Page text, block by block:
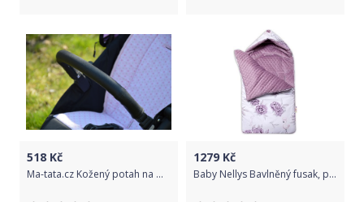
518 Kč
Ma-tata.cz Kožený potah na madlo kočárku - dítě Značka kočárku: Baby Design, Barva: krémová, Model kočárku: Coco
1279 Kč
Baby Nellys Bavlněný fusak, prošívaný velvet, 45 x 95 cm - Plameňák, švestková/bílá